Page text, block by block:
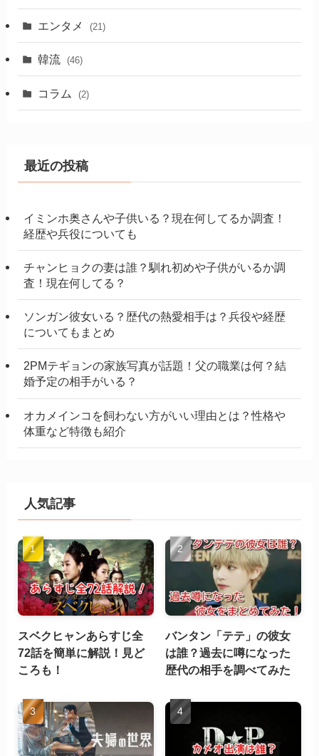
エンタメ (21)
韓流 (46)
コラム (2)
最近の投稿
イミンホ奥さんや子供いる？現在何してるか調査！
経歴や兵役についても
チャンヒョクの妻は誰？馴れ初めや子供がいるか調
査！現在何してる？
ソンガン彼女いる？歴代の熱愛相手は？兵役や経歴
についてもまとめ
2PMテギョンの家族写真が話題！父の職業は何？結
婚予定の相手がいる？
オカメインコを飼わない方がいい理由とは？性格や
体重など特徴も紹介
人気記事
スベクヒャンあらすじ全
72話を簡単に解説！見ど
ころも！
バンタン「テテ」の彼女
は誰？過去に噂になった
歴代の相手を調べてみた